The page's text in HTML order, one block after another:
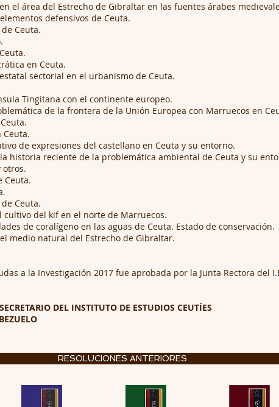
el área del Estrecho de Gibraltar en las fuentes árabes
defensivos de Ceuta.
Ceuta.
en Ceuta.
sectorial en el urbanismo de Ceuta.
Tingitana con el continente europeo.
de la frontera de la Unión Europea con Marruecos en
Ceuta.
de expresiones del castellano en Ceuta y su entorno.
historia reciente de la problemática ambiental de Ceuta y su
otros.
Ceuta.
Ceuta.
cultivo del kif en el norte de Marruecos.
de coralígeno en las aguas de Ceuta. Estado de conservación.
medio natural del Estrecho de Gibraltar.
a la Investigación 2017 fue aprobada por la Junta Rectora del
DEL INSTITUTO DE ESTUDIOS CEUTÍES
RESOLUCIONES ANTERIORES